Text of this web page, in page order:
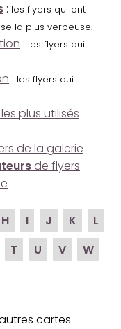
: les flyers qui ont
la plus verbeuse.
: les flyers qui
: les flyers qui
plus utilisés
de la galerie
de flyers
H I J K
L
T U V
W
cartes